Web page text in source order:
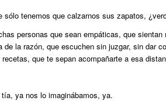
sólo tenemos que calzarnos sus zapatos,
personas que sean empáticas, que
de la razón, que escuchen sin juzgar, sin dar
que te sepan acompañarte a esa
ya nos lo imaginábamos, ya.